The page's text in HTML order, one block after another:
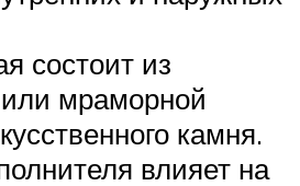
состоит из
мраморной
камня.
влияет на